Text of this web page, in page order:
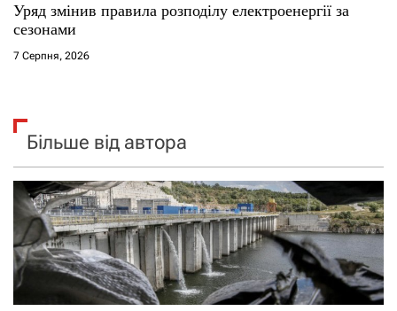
Уряд змінив правила розподілу електроенергії за
сезонами
7 Серпня, 2026
Більше від автора